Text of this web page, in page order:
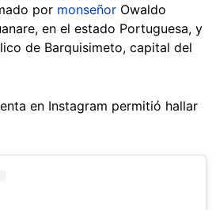
por monseñor Owaldo
en el estado Portuguesa, y
de Barquisimeto, capital del
en Instagram permitió hallar